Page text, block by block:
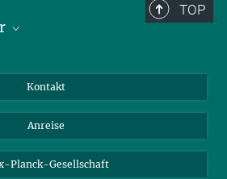
TOP
Wissenschaftler
Kontakt
Anreise
Planck-Gesellschaft